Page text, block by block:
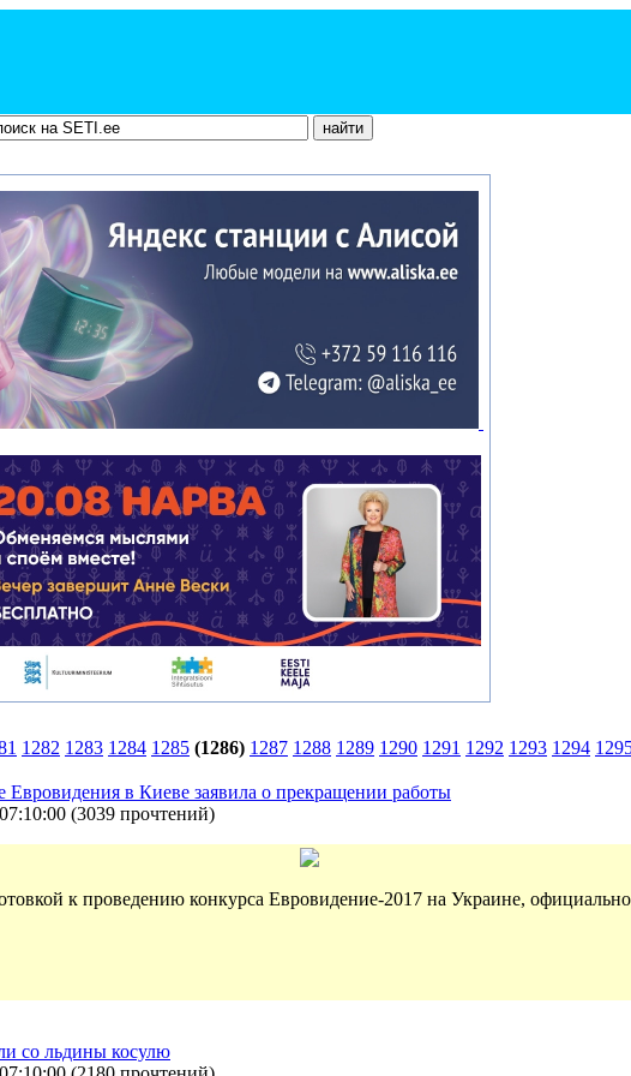
1282 1283 1284 1285 (1286) 1287 1288 1289 1290 1291 1292 1293 1294
Евровидения в Киеве заявила о прекращении работы
(3039 прочтений)
к проведению конкурса Евровидение-2017 на Украине,
со льдины косулю